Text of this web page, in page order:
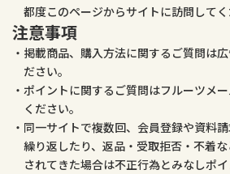
都度このページからサイトに訪問してく
注意事項
掲載商品、購入方法に関するご質問は
ださい。
ポイントに関するご質問はフルーツメ
ください。
同一サイトで複数回、会員登録や資料
繰り返したり、返品・受取拒否・不着
されてきた場合は不正行為とみなしポ